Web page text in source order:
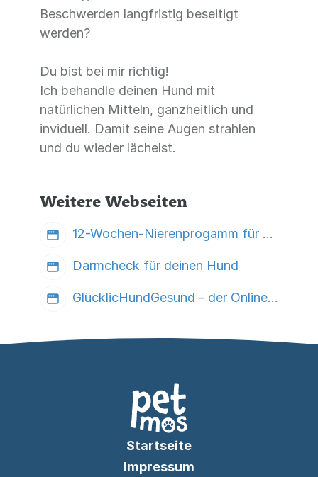
Beschwerden langfristig beseitigt
werden?
Du bist bei mir richtig!
Ich behandle deinen Hund mit
natürlichen Mitteln, ganzheitlich und
inviduell. Damit seine Augen strahlen
und du wieder lächelst.
Weitere Webseiten
12-Wochen-Nierenprogamm für dich und deinen Hund
Darmcheck für deinen Hund
GlücklicHundGesund - der Online-Kongress für strahlende Hundeaugen
Startseite
Impressum